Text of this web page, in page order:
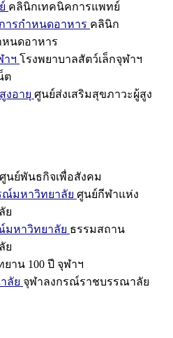
คลินิกเทคนิคการแพทย์
ารกำหนดอาหาร คลินิก
นดอาหาร
าฯ โรงพยาบาลสัตว์เล็กจุฬาฯ
ต
งอายุ ศูนย์ส่งเสริมสุขภาวะผู้สูง
ศูนย์พันธกิจเพื่อสังคม
ณ์มหาวิทยาลัย ศูนย์กีฬาแห่ง
ย
มหาวิทยาลัย ธรรมสถาน
ย
ยาน 100 ปี จุฬาฯ
ลัย จุฬาลงกรณ์ราชบรรณาลัย